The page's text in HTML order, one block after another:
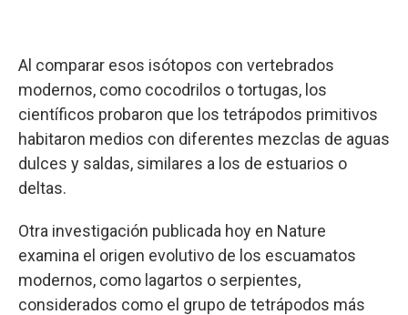
Al comparar esos isótopos con vertebrados
modernos, como cocodrilos o tortugas, los
científicos probaron que los tetrápodos primitivos
habitaron medios con diferentes mezclas de aguas
dulces y saldas, similares a los de estuarios o
deltas.
Otra investigación publicada hoy en Nature
examina el origen evolutivo de los escuamatos
modernos, como lagartos o serpientes,
considerados como el grupo de tetrápodos más